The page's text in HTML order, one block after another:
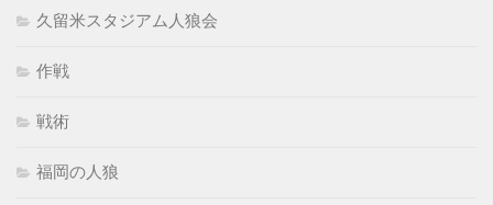
久留米スタジアム人狼会
作戦
戦術
福岡の人狼